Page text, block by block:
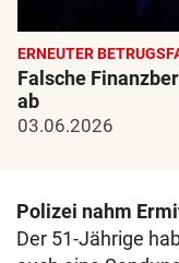
ERNEUTER
Falsche
ab
03.06.2026
Polizei nahm
Der 51-Jährige